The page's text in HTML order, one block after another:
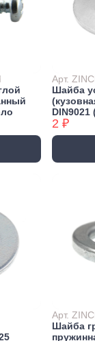
Арт.
Шайба
DIN9021
2 ₽
Арт.
Шайба